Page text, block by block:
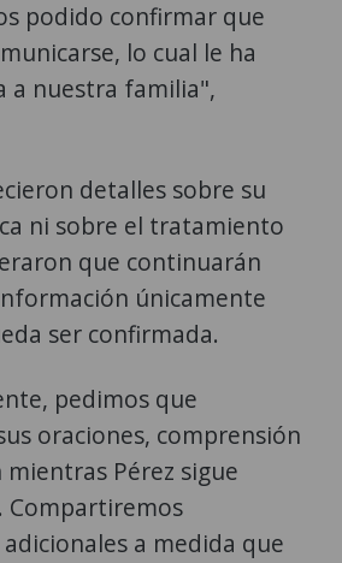
podido confirmar que
lo cual le ha
a nuestra familia",
detalles sobre su
ni sobre el tratamiento
que continuarán
únicamente
ser confirmada.
pedimos que
oraciones, comprensión
Pérez sigue
Compartiremos
a medida que